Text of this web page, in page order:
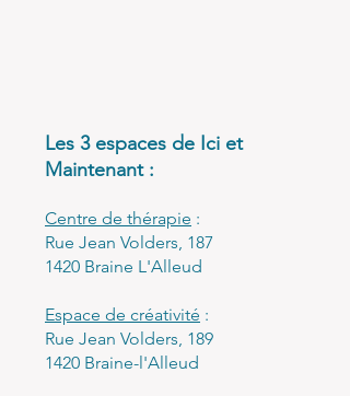
Les 3 espaces de Ici et
Maintenant :
Centre de thérapie :
Rue Jean Volders, 187
1420 Braine L'Alleud
Espace de créativité :
Rue Jean Volders, 189
1420 Braine-l'Alleud